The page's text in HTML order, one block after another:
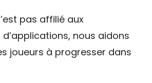
pas affilié aux
nous aidons
joueurs à progresser dans